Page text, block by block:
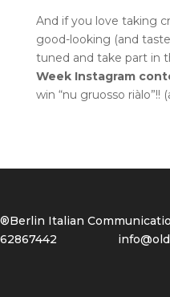
And if you love taking
good-looking (and
tuned and take part in
Week Instagram
win “nu gruosso riàlo”!!
®Berlin Italian
62867442